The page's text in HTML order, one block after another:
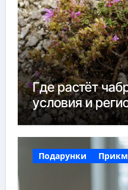
Где растёт
условия и
Подарунки